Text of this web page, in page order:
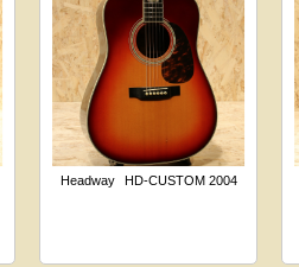
Headway HD-CUSTOM 2004